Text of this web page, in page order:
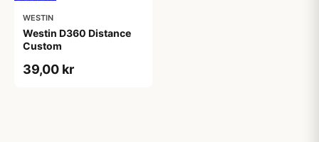
WESTIN
Westin D360 Distance
Custom
39,00 kr